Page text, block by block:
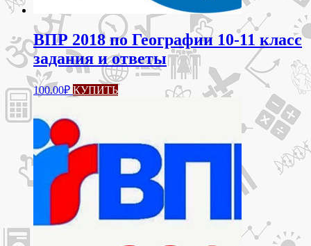
ВПР 2018 по Географии 10-11 класс
задания и ответы
100.00₽ КУПИТЬ